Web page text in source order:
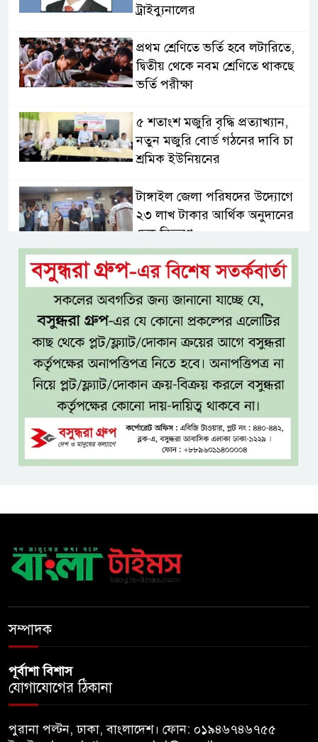
ট্রাইব্যুনালের
প্রথম শ্রেণিতে ভর্তি হবে লটারিতে,
দ্বিতীয় থেকে নবম শ্রেণিতে থাকছে
ভর্তি পরীক্ষা
৫ শতাংশ মজুরি বৃদ্ধি প্রত্যাখ্যান,
নতুন মজুরি বোর্ড গঠনের দাবি চা
শ্রমিক ইউনিয়নের
টাঙ্গাইল জেলা পরিষদের উদ্যোগে
২৩ লাখ টাকার আর্থিক অনুদানের
চেক বিতরণ
ধলেশ্বরী থেকে অবৈধ বালু উত্তোলন,
হুমকিতে শামসুল হক সেতু
বঙ্গভবনের নতুন বাসিন্দা কি মির্জা
ফখরুল? বিএনপিতে জোর
আলোচনা, সিদ্ধান্ত নেবেন তারেক
রহমান
নদীদূষণ রোধে সমন্বিত ও কঠোর
পদক্ষেপের নির্দেশ প্রধানমন্ত্রীর
ডিজিটাল প্ল্যাটফর্ম কীভাবে বদলে
দিচ্ছে রাজনীতি?
সম্পাদক
পূর্বাশা বিশাস
যোগাযোগের ঠিকানা
পুরানা পল্টন, ঢাকা, বাংলাদেশ। ফোন: ০১৯৪৬৭৪৬৭৫৫